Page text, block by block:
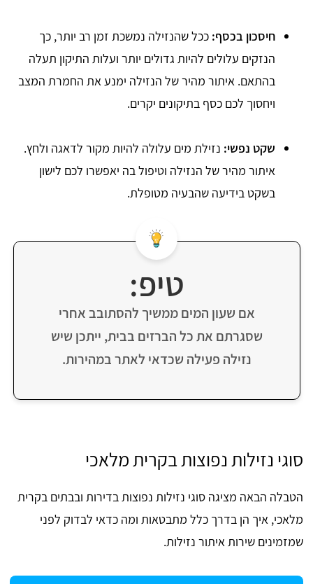
חיסכון בכסף: ככל שהנזילה נמשכת זמן רב יותר, כך
הנזקים עלולים להיות גדולים יותר ועלות התיקון תעלה
בהתאם. איתור מהיר של הנזילה ימנע את החמרת המצב
ויחסוך לכם כסף בתיקונים יקרים.
שקט נפשי: נזילת מים עלולה להיות מקור לדאגה ולחץ.
איתור מהיר של הנזילה וטיפול בה יאפשרו לכם לישון
בשקט בידיעה שהבעיה מטופלת.
טיפ:
אם שעון המים ממשיך להסתובב אחרי
שסגרתם את כל הברזים בבית, ייתכן שיש
נזילה פעילה שכדאי לאתר במהירות.
סוגי נזילות נפוצות בקרית מלאכי
הטבלה הבאה מציגה סוגי נזילות נפוצות בדירות ובבתים בקרית
מלאכי, איך הן בדרך כלל מתבטאות ומה כדאי לבדוק לפני
שמזמינים שירות איתור נזילות.